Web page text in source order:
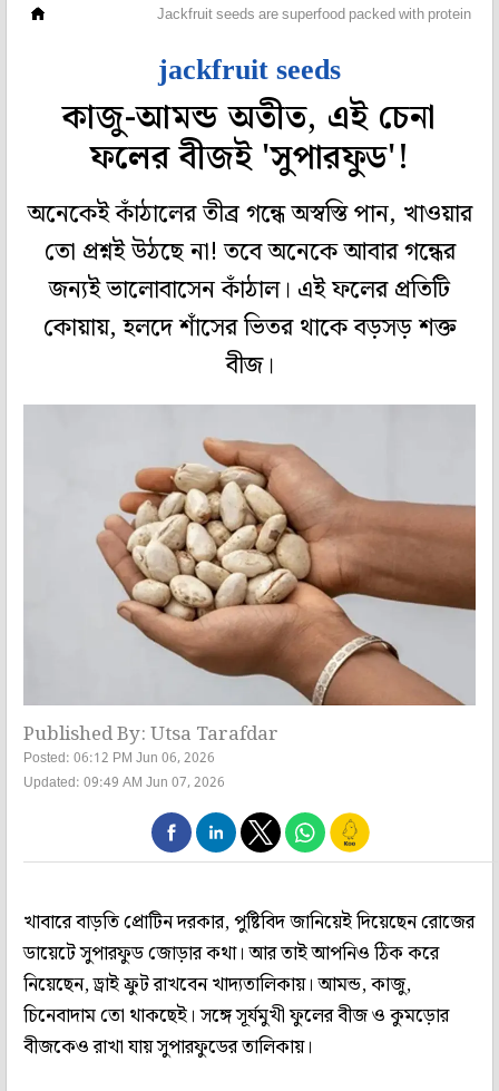
Jackfruit seeds are superfood packed with protein
jackfruit seeds
কাজু-আমন্ড অতীত, এই চেনা
ফলের বীজই 'সুপারফুড'!
অনেকেই কাঁঠালের তীব্র গন্ধে অস্বস্তি পান, খাওয়ার
তো প্রশ্নই উঠছে না! তবে অনেকে আবার গন্ধের
জন্যই ভালোবাসেন কাঁঠাল। এই ফলের প্রতিটি
কোয়ায়, হলদে শাঁসের ভিতর থাকে বড়সড় শক্ত
বীজ।
Published By: Utsa Tarafdar
Posted: 06:12 PM Jun 06, 2026
Updated: 09:49 AM Jun 07, 2026
খাবারে বাড়তি প্রোটিন দরকার, পুষ্টিবিদ জানিয়েই দিয়েছেন রোজের
ডায়েটে সুপারফুড জোড়ার কথা। আর তাই আপনিও ঠিক করে
নিয়েছেন, ড্রাই ফ্রুট রাখবেন খাদ্যতালিকায়। আমন্ড, কাজু,
চিনেবাদাম তো থাকছেই। সঙ্গে সূর্যমুখী ফুলের বীজ ও কুমড়োর
বীজকেও রাখা যায় সুপারফুডের তালিকায়।